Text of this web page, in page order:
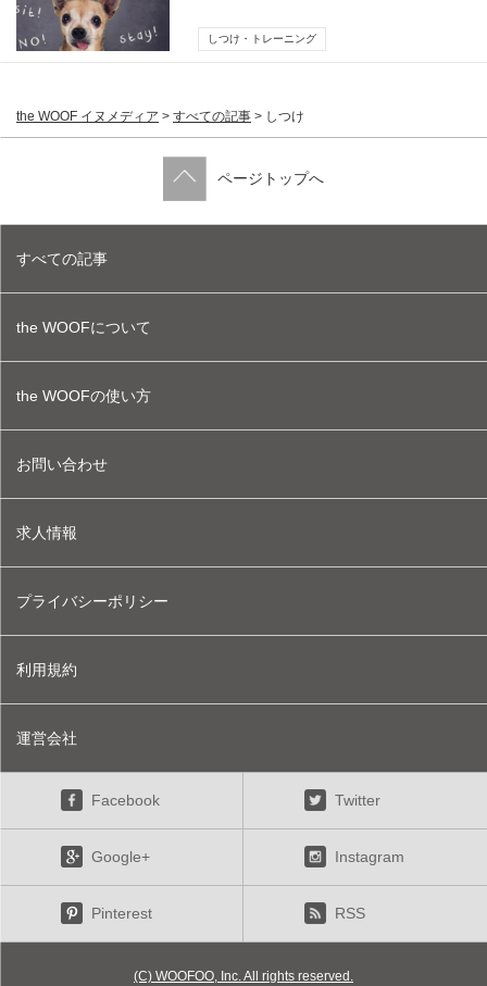
しつけ・トレーニング
the WOOF イヌメディア > すべての記事 > しつけ
ページトップへ
すべての記事
the WOOFについて
the WOOFの使い方
お問い合わせ
求人情報
プライバシーポリシー
利用規約
運営会社
Facebook Twitter
Google+ Instagram
Pinterest RSS
(C) WOOFOO, Inc. All rights reserved.